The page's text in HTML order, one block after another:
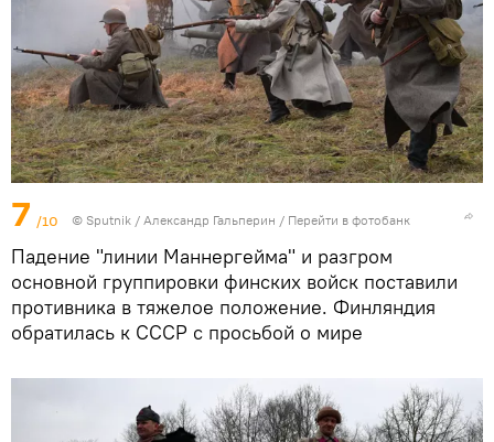
7 /10 © Sputnik / Александр Гальперин / Перейти в фотобанк
Падение "линии Маннергейма" и разгром
основной группировки финских войск поставили
противника в тяжелое положение. Финляндия
обратилась к СССР с просьбой о мире